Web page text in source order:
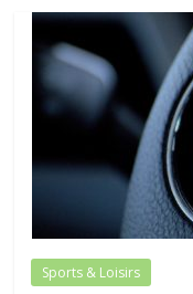
Sports & Loisirs